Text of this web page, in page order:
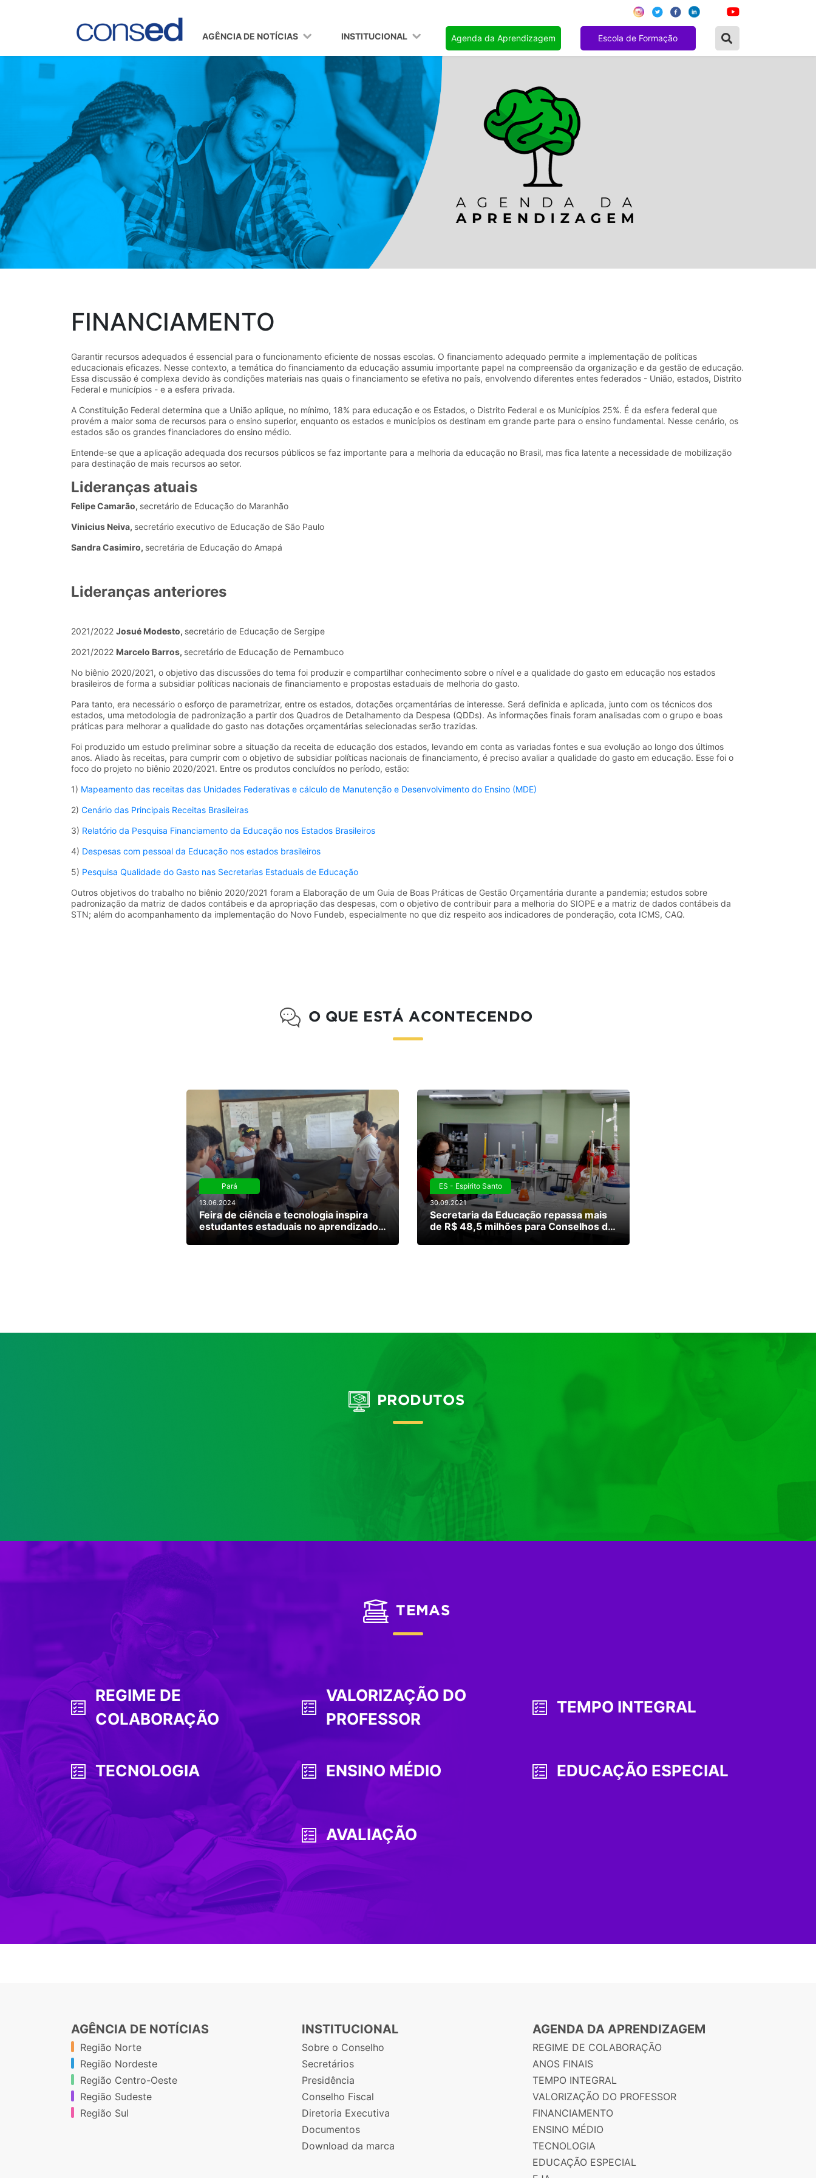
AGÊNCIA DE NOTÍCIAS INSTITUCIONAL Agenda da Aprendizagem Escola de Formação
FINANCIAMENTO
Garantir recursos adequados é essencial para o funcionamento eficiente de nossas escolas. O financiamento adequado permite a implementação de políticas
educacionais eficazes. Nesse contexto, a temática do financiamento da educação assumiu importante papel na compreensão da organização e da gestão de educação.
Essa discussão é complexa devido às condições materiais nas quais o financiamento se efetiva no país, envolvendo diferentes entes federados - União, estados, Distrito
Federal e municípios - e a esfera privada.
A Constituição Federal determina que a União aplique, no mínimo, 18% para educação e os Estados, o Distrito Federal e os Municípios 25%. É da esfera federal que
provém a maior soma de recursos para o ensino superior, enquanto os estados e municípios os destinam em grande parte para o ensino fundamental. Nesse cenário, os
estados são os grandes financiadores do ensino médio.
Entende-se que a aplicação adequada dos recursos públicos se faz importante para a melhoria da educação no Brasil, mas fica latente a necessidade de mobilização
para destinação de mais recursos ao setor.
Lideranças atuais
Felipe Camarão, secretário de Educação do Maranhão
Vinicius Neiva, secretário executivo de Educação de São Paulo
Sandra Casimiro, secretária de Educação do Amapá
Lideranças anteriores
2021/2022 Josué Modesto, secretário de Educação de Sergipe
2021/2022 Marcelo Barros, secretário de Educação de Pernambuco
No biênio 2020/2021, o objetivo das discussões do tema foi produzir e compartilhar conhecimento sobre o nível e a qualidade do gasto em educação nos estados
brasileiros de forma a subsidiar políticas nacionais de financiamento e propostas estaduais de melhoria do gasto.
Para tanto, era necessário o esforço de parametrizar, entre os estados, dotações orçamentárias de interesse. Será definida e aplicada, junto com os técnicos dos
estados, uma metodologia de padronização a partir dos Quadros de Detalhamento da Despesa (QDDs). As informações finais foram analisadas com o grupo e boas
práticas para melhorar a qualidade do gasto nas dotações orçamentárias selecionadas serão trazidas.
Foi produzido um estudo preliminar sobre a situação da receita de educação dos estados, levando em conta as variadas fontes e sua evolução ao longo dos últimos
anos. Aliado às receitas, para cumprir com o objetivo de subsidiar políticas nacionais de financiamento, é preciso avaliar a qualidade do gasto em educação. Esse foi o
foco do projeto no biênio 2020/2021. Entre os produtos concluídos no período, estão:
1) Mapeamento das receitas das Unidades Federativas e cálculo de Manutenção e Desenvolvimento do Ensino (MDE)
2) Cenário das Principais Receitas Brasileiras
3) Relatório da Pesquisa Financiamento da Educação nos Estados Brasileiros
4) Despesas com pessoal da Educação nos estados brasileiros
5) Pesquisa Qualidade do Gasto nas Secretarias Estaduais de Educação
Outros objetivos do trabalho no biênio 2020/2021 foram a Elaboração de um Guia de Boas Práticas de Gestão Orçamentária durante a pandemia; estudos sobre
padronização da matriz de dados contábeis e da apropriação das despesas, com o objetivo de contribuir para a melhoria do SIOPE e a matriz de dados contábeis da
STN; além do acompanhamento da implementação do Novo Fundeb, especialmente no que diz respeito aos indicadores de ponderação, cota ICMS, CAQ.
O QUE ESTÁ ACONTECENDO
Pará
13.06.2024
Feira de ciência e tecnologia inspira
estudantes estaduais no aprendizado
ES - Espírito Santo
30.09.2021
Secretaria da Educação repassa mais
de R$ 48,5 milhões para Conselhos de
PRODUTOS
TEMAS
REGIME DE
COLABORAÇÃO
VALORIZAÇÃO DO
PROFESSOR
TEMPO INTEGRAL
TECNOLOGIA ENSINO MÉDIO EDUCAÇÃO ESPECIAL
AVALIAÇÃO
AGÊNCIA DE NOTÍCIAS
Região Norte
Região Nordeste
Região Centro-Oeste
Região Sudeste
Região Sul
INSTITUCIONAL
Sobre o Conselho
Secretários
Presidência
Conselho Fiscal
Diretoria Executiva
Documentos
Download da marca
AGENDA DA APRENDIZAGEM
REGIME DE COLABORAÇÃO
ANOS FINAIS
TEMPO INTEGRAL
VALORIZAÇÃO DO PROFESSOR
FINANCIAMENTO
ENSINO MÉDIO
TECNOLOGIA
EDUCAÇÃO ESPECIAL